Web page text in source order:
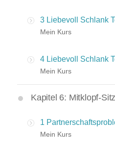
3 Liebevoll Schlank
Mein Kurs
4 Liebevoll Schlank
Mein Kurs
Kapitel 6: Mitklopf-
1
Mein Kurs